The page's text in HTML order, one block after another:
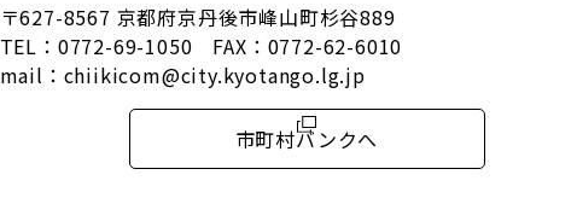
〒627-8567 京都府京丹後市峰山町杉谷889
TEL： 0772-69-1050 FAX：0772-62-6010
mail： chiikicom@city.kyotango.lg.jp
市町村バンクへ